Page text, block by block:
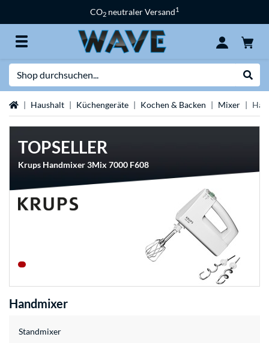
CO2 neutraler Versand1
StartseiteHaushalt Küchengeräte Kochen & Backen Mixer
TOPSELLER
Krups Handmixer 3Mix 7000 F608
Handmixer
Standmixer